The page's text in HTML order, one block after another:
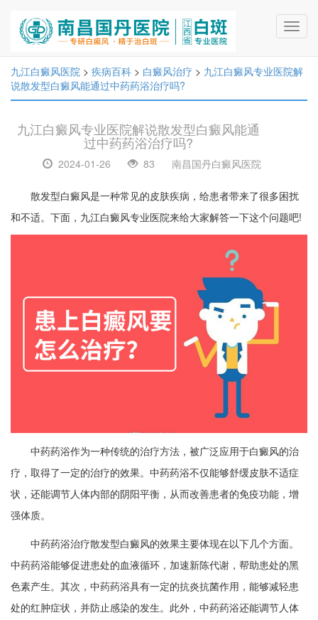
九江白癜风医院 > 疾病百科 > 白癜风治疗 > 九江白癜风专业医院解
说散发型白癜风能通过中药药浴治疗吗?
九江白癜风专业医院解说散发型白癜风能通
过中药药浴治疗吗?
2024-01-26 83 南昌国丹白癜风医院
散发型白癜风是一种常见的皮肤疾病，给患者带来了很多困扰
和不适。下面，九江白癜风专业医院来给大家解答一下这个问题吧!
中药药浴作为一种传统的治疗方法，被广泛应用于白癜风的治
疗，取得了一定的治疗的效果。中药药浴不仅能够舒缓皮肤不适症
状，还能调节人体内部的阴阳平衡，从而改善患者的免疫功能，增
强体质。
中药药浴治疗散发型白癜风的效果主要体现在以下几个方面。
中药药浴能够促进患处的血液循环，加速新陈代谢，帮助患处的黑
色素产生。其次，中药药浴具有一定的抗炎抗菌作用，能够减轻患
处的红肿症状，并防止感染的发生。此外，中药药浴还能调节人体